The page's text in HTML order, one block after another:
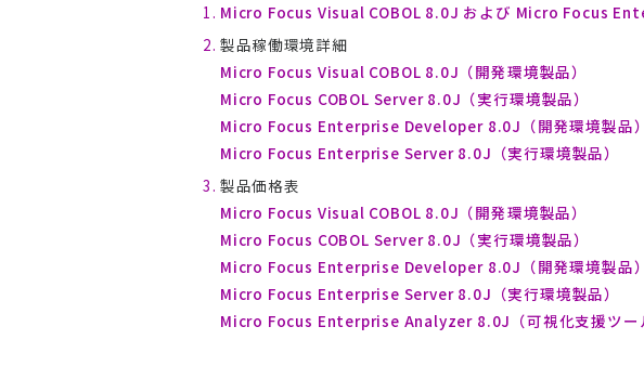
Micro Focus Visual COBOL 8.0J および Micro Focus
製品稼働環境詳細
Micro Focus Visual COBOL 8.0J（開発環境製品）
Micro Focus COBOL Server 8.0J（実行環境製品）
Micro Focus Enterprise Developer 8.0J（開発環境製品）
Micro Focus Enterprise Server 8.0J（実行環境製品）
製品価格表
Micro Focus Visual COBOL 8.0J（開発環境製品）
Micro Focus COBOL Server 8.0J（実行環境製品）
Micro Focus Enterprise Developer 8.0J（開発環境製品）
Micro Focus Enterprise Server 8.0J（実行環境製品）
Micro Focus Enterprise Analyzer 8.0J（可視化支援ツー